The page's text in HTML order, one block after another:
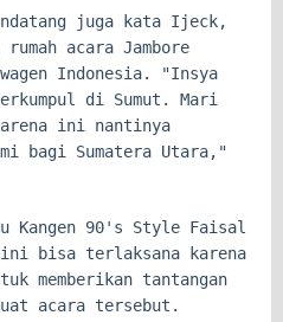
juga kata Ijeck,
acara Jambore
Indonesia. "Insya
di Sumut. Mari
ini nantinya
bagi Sumatera Utara,"
Kangen 90's Style Faisal
ini bisa terlaksana karena
memberikan tantangan
acara tersebut.